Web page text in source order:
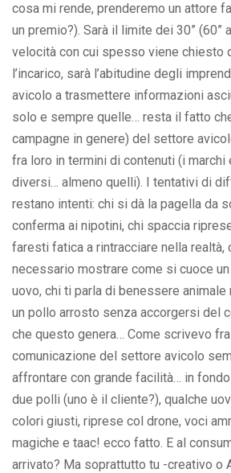
cosa mi rende, prenderemo un attore
un premio?). Sarà il limite dei 30” (60”
velocità con cui spesso viene chiesto
l’incarico, sarà l’abitudine degli
avicolo a trasmettere informazioni
solo e sempre quelle… resta il fatto
campagne in genere) del settore
fra loro in termini di contenuti (i
diversi… almeno quelli). I tentativi di
restano intenti: chi si dà la pagella da
conferma ai nipotini, chi spaccia
faresti fatica a rintracciare nella realtà,
necessario mostrare come si cuoce
uovo, chi ti parla di benessere
un pollo arrosto senza accorgersi del
che questo genera… Come scrivevo
comunicazione del settore avicolo
affrontare con grande facilità… in
due polli (uno è il cliente?), qualche
colori giusti, riprese col drone, voci
magiche e taac! ecco fatto. E al
arrivato? Ma soprattutto tu -creativo o